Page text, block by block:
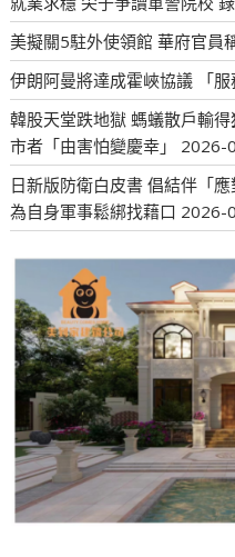
美擬關5駐外使領館 華府官員
伊朗阿曼將達成霍峽協議 「
韓股天堂跌地獄 螞蟻散戶輸
市者「由害怕變慶幸」
2026-
日新版防衛白皮書 倡結伴「
為自身軍事鬆綁找藉口 2026-